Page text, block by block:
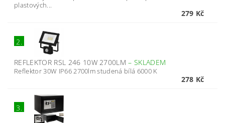
plastových...
279 Kč
2.
REFLEKTOR RSL 246 10W 2700LM–SKLADEM
Reflektor 30W IP66 2700lm studená bílá 6000 K
278 Kč
3.